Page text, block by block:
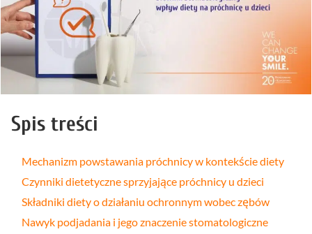
Spis treści
Mechanizm powstawania próchnicy w kontekście diety
Czynniki dietetyczne sprzyjające próchnicy u dzieci
Składniki diety o działaniu ochronnym wobec zębów
Nawyk podjadania i jego znaczenie stomatologiczne